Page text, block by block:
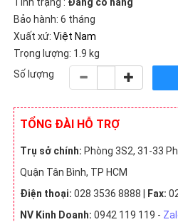
Bảo hành: 6 tháng
Xuất xứ:Việt Nam
Trọng lượng: 1.9 kg
Số lượng
TỔNG ĐÀI HỖ TRỢ
Trụ sở chính: Phòng 3S2, 31-33
Quận Tân Bình, TP HCM
Điện thoại: 028 3536 8888 | Fax:
NV Kinh Doanh: 0942 119 119 -